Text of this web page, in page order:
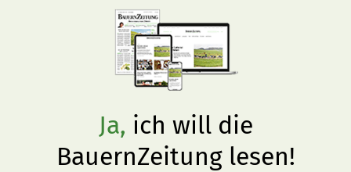
Ja, ich will die
BauernZeitung lesen!